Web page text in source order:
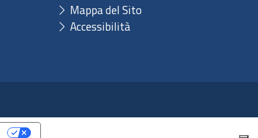
Mappa del Sito
Accessibilità